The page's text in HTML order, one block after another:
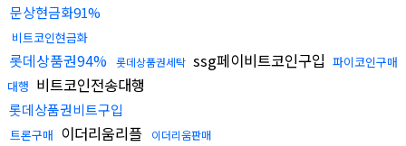
문상현금화91%
비트코인현금화
롯데상품권94% 롯데상품권세탁 ssg페이비트코인구입 파이코인구매
대행 비트코인전송대행
롯데상품권비트구입
트론구매 이더리움리플 이더리움판매